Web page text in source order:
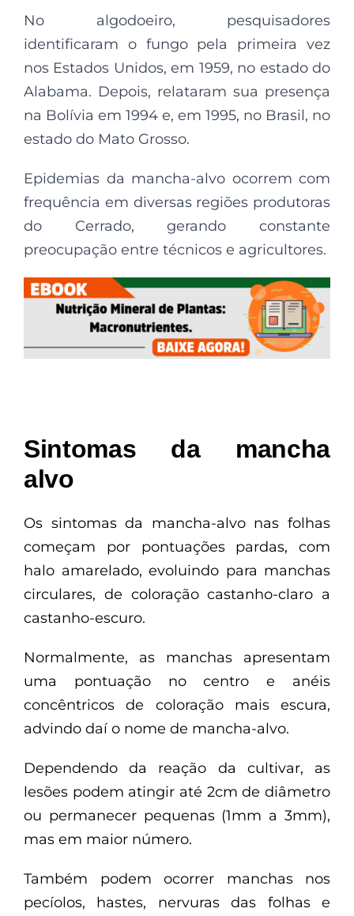
No algodoeiro, pesquisadores
identificaram o fungo pela primeira vez
nos Estados Unidos, em 1959, no estado do
Alabama. Depois, relataram sua presença
na Bolívia em 1994 e, em 1995, no Brasil, no
estado do Mato Grosso.
Epidemias da mancha-alvo ocorrem com
frequência em diversas regiões produtoras
do Cerrado, gerando constante
preocupação entre técnicos e agricultores.
Sintomas da mancha
alvo
Os sintomas da mancha-alvo nas folhas
começam por pontuações pardas, com
halo amarelado, evoluindo para manchas
circulares, de coloração castanho-claro a
castanho-escuro.
Normalmente, as manchas apresentam
uma pontuação no centro e anéis
concêntricos de coloração mais escura,
advindo daí o nome de mancha-alvo.
Dependendo da reação da cultivar, as
lesões podem atingir até 2cm de diâmetro
ou permanecer pequenas (1mm a 3mm),
mas em maior número.
Também podem ocorrer manchas nos
pecíolos, hastes, nervuras das folhas e